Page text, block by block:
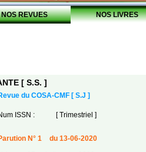
NOS REVUES NOS LIVRES
[ S.S. ]
du COSA-CMF [ S.J ]
ISSN : [ Trimestriel ]
N° 1 du 13-06-2020